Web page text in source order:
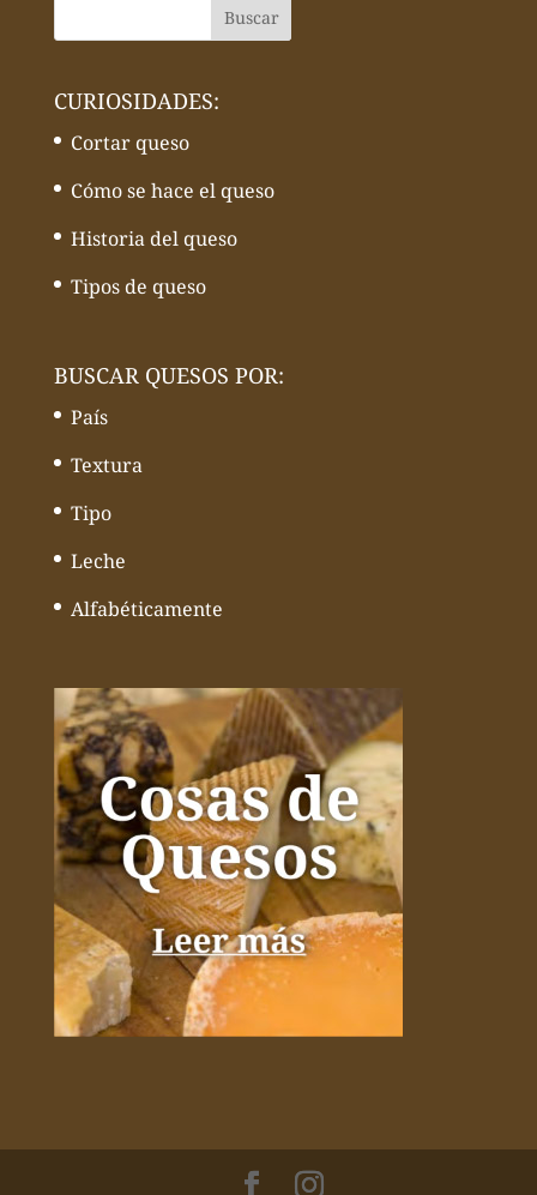
CURIOSIDADES:
Cortar queso
Cómo se hace el queso
Historia del queso
Tipos de queso
BUSCAR QUESOS POR:
País
Textura
Tipo
Leche
Alfabéticamente